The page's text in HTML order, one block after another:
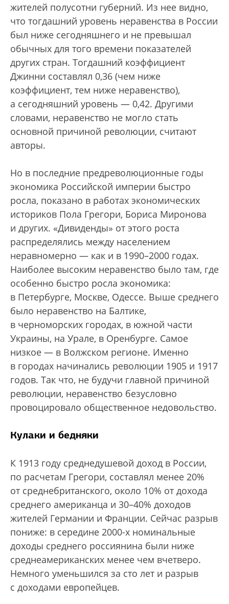
жителей полусотни губерний. Из нее видно,
что тогдашний уровень неравенства в России
был ниже сегодняшнего и не превышал
обычных для того времени показателей
других стран. Тогдашний коэффициент
Джинни составлял 0,36 (чем ниже
коэффициент, тем ниже неравенство),
а сегодняшний уровень — 0,42. Другими
словами, неравенство не могло стать
основной причиной революции, считают
авторы.
Но в последние предреволюционные годы
экономика Российской империи быстро
росла, показано в работах экономических
историков Пола Грегори, Бориса Миронова
и других. «Дивиденды» от этого роста
распределялись между населением
неравномерно — как и в 1990–2000 годах.
Наиболее высоким неравенство было там, где
особенно быстро росла экономика:
в Петербурге, Москве, Одессе. Выше среднего
было неравенство на Балтике,
в черноморских городах, в южной части
Украины, на Урале, в Оренбурге. Самое
низкое — в Волжском регионе. Именно
в городах начинались революции 1905 и 1917
годов. Так что, не будучи главной причиной
революции, неравенство безусловно
провоцировало общественное недовольство.
Кулаки и бедняки
К 1913 году среднедушевой доход в России,
по расчетам Грегори, составлял менее 20%
от среднебританского, около 10% от дохода
среднего американца и 30–40% доходов
жителей Германии и Франции. Сейчас разрыв
пониже: в середине 2000-х номинальные
доходы среднего россиянина были ниже
среднеамериканских менее чем вчетверо.
Немного уменьшился за сто лет и разрыв
с доходами европейцев.